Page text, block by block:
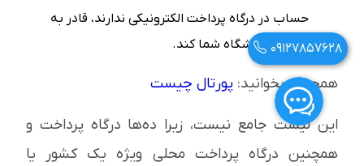
حساب در درگاه پرداخت الکترونیکی ندارند، قادر به
خرید از فروشگاه شما کند.
همچنین بخوانید: پورتال چیست
این لیست جامع نیست، زیرا ده‌ها درگاه پرداخت و
همچنین درگاه پرداخت محلی ویژه یک کشور یا
09127857628